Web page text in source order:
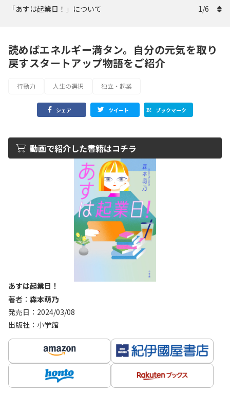
「あすは起業日！」について 1/6
読めばエネルギー満タン。自分の元気を取り
戻すスタートアップ物語をご紹介
行動力 人生の選択 独立・起業
シェア ツイート ブックマーク
動画で紹介した書籍はコチラ
あすは起業日！
著者： 森本萌乃
発売日：2024/03/08
出版社：小学館